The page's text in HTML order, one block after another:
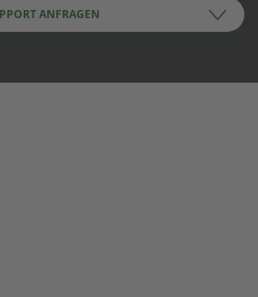
ANFRAGEN
Installation ab 50 kW.